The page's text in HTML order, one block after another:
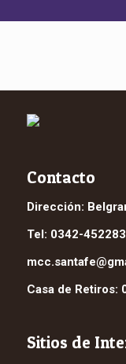
Contacto
Dirección:
Tel: 0342-
Casa de Retiros:
Sitios de